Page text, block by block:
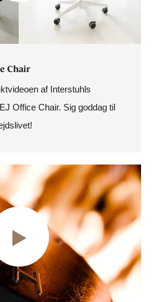
Chair
af Interstuhls
Office Chair. Sig goddag til